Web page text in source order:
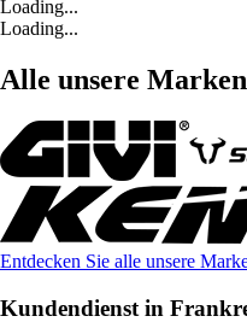
Loading...
Loading...
Alle unsere Marken
Entdecken Sie alle unsere
Kundendienst in